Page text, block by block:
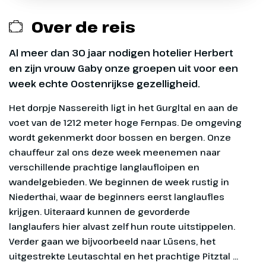
Over de reis
Al meer dan 30 jaar nodigen hotelier Herbert
en zijn vrouw Gaby onze groepen uit voor een
week echte Oostenrijkse gezelligheid.
Het dorpje Nassereith ligt in het Gurgltal en aan de voet van de 1212 meter hoge Fernpas. De omgeving wordt gekenmerkt door bossen en bergen. Onze chauffeur zal ons deze week meenemen naar verschillende prachtige langlaufloipen en wandelgebieden. We beginnen de week rustig in Niederthai, waar de beginners
Dag 1
Heenreis
Onze reis begint met een kopje
koffie of thee in Didam. We rijden
door Duitsland naar Nassereith in
Oostenrijk, waar we voor het
Reserveringskosten € 27,50 per boeking
Calamiteitenfonds € 2,50 per boeking
SGR-bijdrage € 5 p.p
Exclusief
Toeristenbelasting ca. € 3 p.p.p.d. (ter plaatse
voldoen)
Entreegelden
Evt. loipegelden
Langlaufen is een heerlijke, laagdrempelige
wintersport. Veel gemakkelijker dan skiën of
snowboarden, maar net zo leuk om te doen! Tijdens
het langlaufen loop – of schaats je als het ware –
over de sneeuw. Dat doe je op latten. Langlaufen is
niet erg belastend voor de gewrichten. Daarom
kunnen mensen met lichte last aan gewrichten of
artritis vaak prima meedoen!
Locatie
P+R Hoogkerk
busstation, A7 afslag 35
Tijd
ca. 04.20 uur